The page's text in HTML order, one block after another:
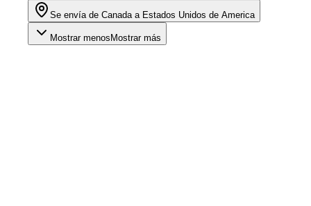
Se envía de Canada a Estados Unidos de America
Mostrar menosMostrar más